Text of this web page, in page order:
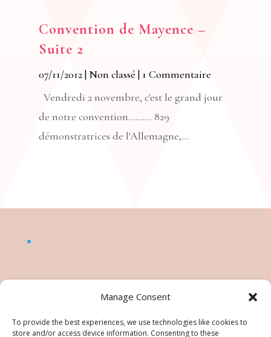
Manage Consent
To provide the best experiences, we use technologies like cookies to
store and/or access device information. Consenting to these
Convention de Mayence –
Suite 2
07/11/2012| Non classé | 1 Commentaire
Vendredi 2 novembre, c'est le grand jour
de notre convention.......... 829
démonstratrices de l'Allemagne,...